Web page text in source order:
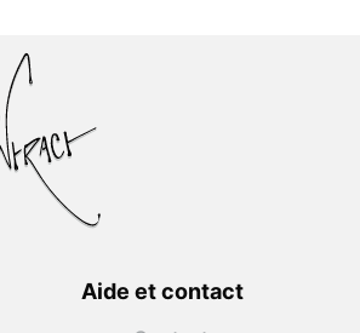
Aide et contact